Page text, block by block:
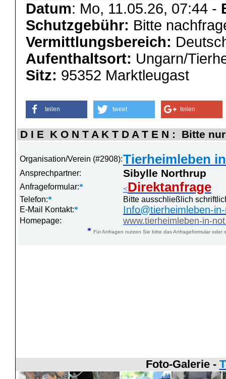
Datum: Mo, 11.05.26, 07:44 -
Schutzgebühr: Bitte
Vermittlungsbereich:
Aufenthaltsort: Ungarn/
Sitz: 95352 Marktleugast
teilen tweet teilen
D I E K O N T A K T D A T E N : Bitte
Organisation/Verein (#2908):Tierheimleben
Ansprechpartner: Sibylle Northrup
Anfrageformular:* <Direktanfrage
Telefon:*
Bitte ausschließlich
E-Mail Kontakt:* Info@tierheimleben-
Homepage: www.tierheimleben-in-
* Für Anfragen nutzen Sie bitte das Anfrageformular
Foto-Galerie -